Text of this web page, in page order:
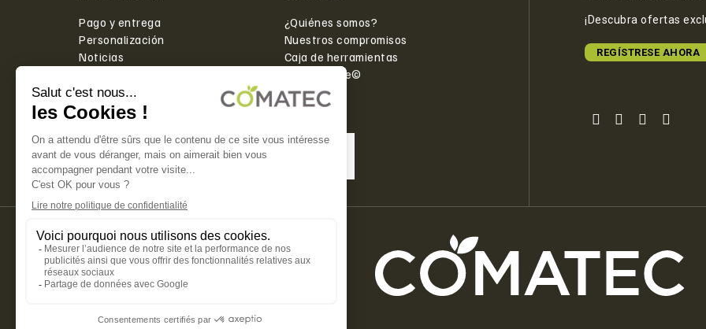
Pago y entrega
Personalización
Noticias
¿Quiénes somos?
Nuestros compromisos
Caja de herramientas
PlanetScore©
PAGO SEGURO ✅
¡Descubra ofertas
REGÍSTRESE AHORA